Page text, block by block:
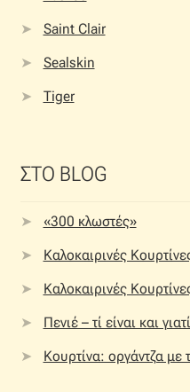
Saint Clair
Sealskin
Tiger
ΣΤΟ BLOG
«300 κλωστές»
Καλοκαιρινές
Καλοκαιρινές
Πενιέ – τί είναι και
Κουρτίνα: οργάντζα με